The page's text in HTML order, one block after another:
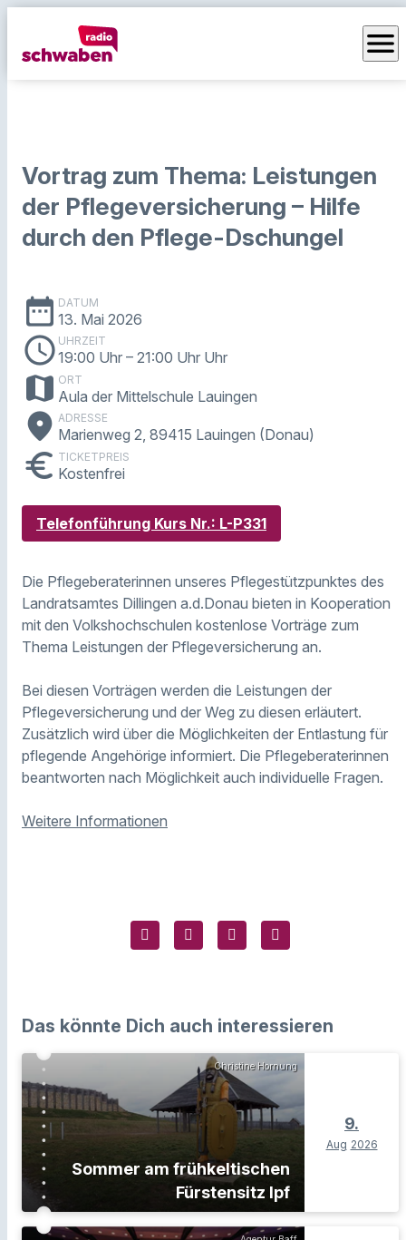
menu
Vortrag zum Thema: Leistungen
der Pflegeversicherung – Hilfe
durch den Pflege-Dschungel
date_range DATUM
13. Mai 2026
schedule UHRZEIT
19:00 Uhr – 21:00 Uhr Uhr
map ORT
Aula der Mittelschule Lauingen
place ADRESSE
Marienweg 2, 89415 Lauingen (Donau)
euro TICKETPREIS
Kostenfrei
Telefonführung Kurs Nr.: L-P331
Die Pflegeberaterinnen unseres Pflegestützpunktes des
Landratsamtes Dillingen a.d.Donau bieten in Kooperation
mit den Volkshochschulen kostenlose Vorträge zum
Thema Leistungen der Pflegeversicherung an.
Bei diesen Vorträgen werden die Leistungen der
Pflegeversicherung und der Weg zu diesen erläutert.
Zusätzlich wird über die Möglichkeiten der Entlastung für
pflegende Angehörige informiert. Die Pflegeberaterinnen
beantworten nach Möglichkeit auch individuelle Fragen.
Weitere Informationen
Das könnte Dich auch interessieren
Christine Hornung
Sommer am frühkeltischen
Fürstensitz Ipf
9.
Aug 2026